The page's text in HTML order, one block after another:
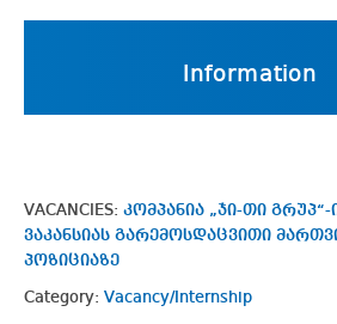
Information
VACANCIES: კომპანია „ჯი-თი გრუპ“-
ვაკანსიას გარემოსდაცვითი
პოზიციაზე
Category: Vacancy/Internship